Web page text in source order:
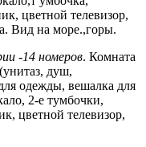
цветной телевизор,
Вид на море.,горы.
-14 номеров. Комната
душ,
одежды, вешалка для
2-е тумбочки,
цветной телевизор,